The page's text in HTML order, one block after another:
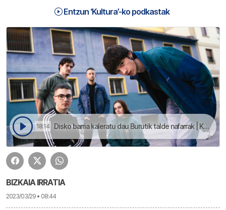
Entzun ‘Kultura’-ko podkastak
18:14 Disko barria kaleratu dau Burutik talde nafarrak | Kultura
BIZKAIA IRRATIA
2023/03/29 • 08:44